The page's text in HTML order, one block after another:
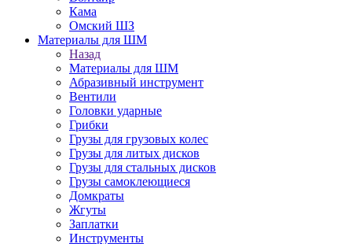
Кама
Омский ШЗ
Материалы для ШМ
Назад
Материалы для ШМ
Абразивный инструмент
Вентили
Головки ударные
Грибки
Грузы для грузовых колес
Грузы для литых дисков
Грузы для стальных дисков
Грузы самоклеющиеся
Домкраты
Жгуты
Заплатки
Инструменты